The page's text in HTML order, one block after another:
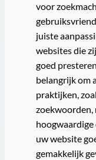
voor
juiste
websites die
goed
belangrijk om
praktijken,
zoekwoorden,
uw website
gemakkelijk